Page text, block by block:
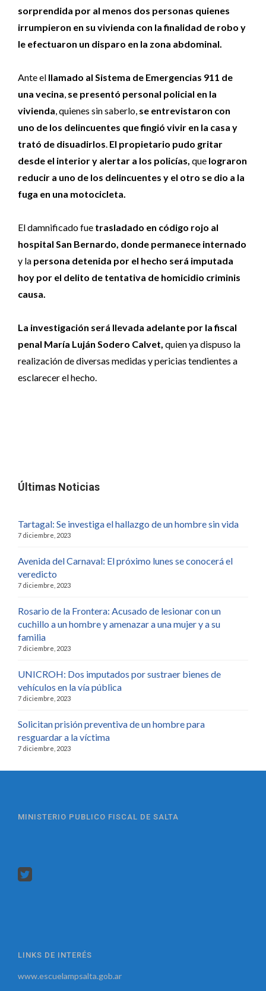
sorprendida por al menos dos personas quienes
irrumpieron en su vivienda con la finalidad de robo y
le efectuaron un disparo en la zona abdominal.
Ante el llamado al Sistema de Emergencias 911 de
una vecina, se presentó personal policial en la
vivienda, quienes sin saberlo, se entrevistaron con
uno de los delincuentes que fingió vivir en la casa y
trató de disuadirlos. El propietario pudo gritar
desde el interior y alertar a los policías, que lograron
reducir a uno de los delincuentes y el otro se dio a la
fuga en una motocicleta.
El damnificado fue trasladado en código rojo al
hospital San Bernardo, donde permanece internado
y la persona detenida por el hecho será imputada
hoy por el delito de tentativa de homicidio criminis
causa.
La investigación será llevada adelante por la fiscal
penal María Luján Sodero Calvet, quien ya dispuso la
realización de diversas medidas y pericias tendientes a
esclarecer el hecho.
Últimas Noticias
Tartagal: Se investiga el hallazgo de un hombre sin vida
7 diciembre, 2023
Avenida del Carnaval: El próximo lunes se conocerá el
veredicto
7 diciembre, 2023
Rosario de la Frontera: Acusado de lesionar con un
cuchillo a un hombre y amenazar a una mujer y a su
familia
7 diciembre, 2023
UNICROH: Dos imputados por sustraer bienes de
vehículos en la vía pública
7 diciembre, 2023
Solicitan prisión preventiva de un hombre para
resguardar a la víctima
7 diciembre, 2023
MINISTERIO PUBLICO FISCAL DE SALTA
LINKS DE INTERÉS
www.escuelampsalta.gob.ar